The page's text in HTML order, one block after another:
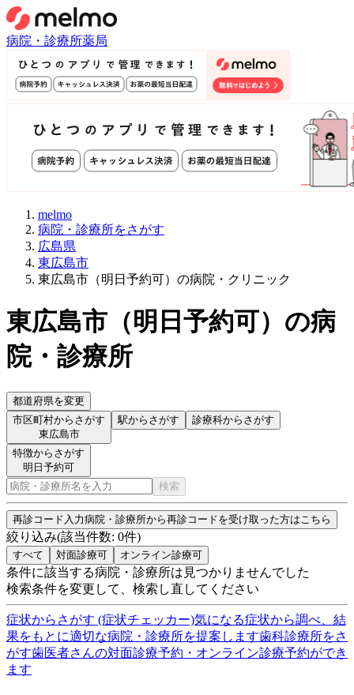
病院・診療所薬局
melmo
病院・診療所をさがす
広島県
東広島市
東広島市（明日予約可）の病院・クリニック
東広島市 （明日予約可） の病
院・診療所
都道府県を変更
市区町村からさがす
東広島市
駅からさがす 診療科からさがす
特徴からさがす
明日予約可
検索
再診コード入力病院・診療所から再診コードを受け取った方はこちら
絞り込み(該当件数: 0件)
すべて 対面診療可 オンライン診療可
条件に該当する病院・診療所は見つかりませんでした
検索条件を変更して、検索し直してください
症状からさがす (症状チェッカー)気になる症状から調べ、結
果をもとに適切な病院・診療所を提案します歯科診療所をさ
がす歯医者さんの対面診療予約・オンライン診療予約ができ
ます